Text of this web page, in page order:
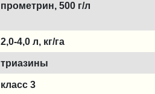
прометрин, 500 г/л
2,0-4,0 л, кг/га
триазины
класс 3